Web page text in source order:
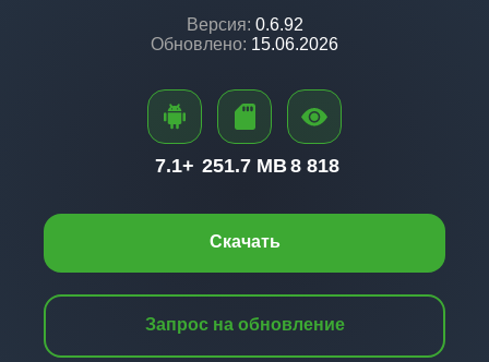
Версия: 0.6.92
Обновлено: 15.06.2026
Скачать
Запрос на обновление
7.1+ 251.7 MB8 818